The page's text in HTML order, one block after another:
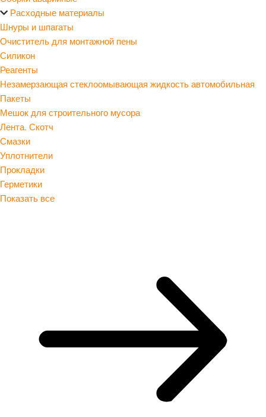
Расходные материалы
Шнуры и шпагаты
Очиститель для монтажной пены
Силикон
Реагенты
Незамерзающая стеклоомывающая жидкость автомобильная
Пакеты
Мешок для строительного мусора
Лента. Скотч
Смазки
Уплотнители
Прокладки
Герметики
Показать все